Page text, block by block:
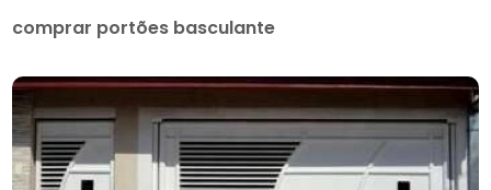
comprar portões basculante